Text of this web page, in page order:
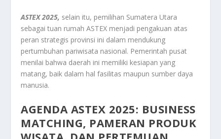
ASTEX 2025, selain itu, pemilihan Sumatera Utara
sebagai tuan rumah ASTEX menjadi pengakuan atas
peran strategis provinsi ini dalam mendukung
pertumbuhan pariwisata nasional. Pemerintah pusat
menilai bahwa daerah ini memiliki kesiapan yang
matang, baik dalam hal fasilitas maupun sumber daya
manusia.
AGENDA ASTEX 2025: BUSINESS
MATCHING, PAMERAN PRODUK